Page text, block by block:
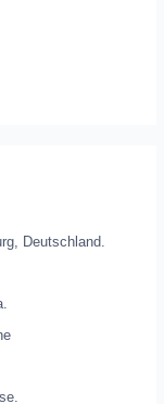
Deutschland.